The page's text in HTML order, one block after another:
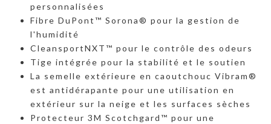
personnalisées
Fibre DuPont™ Sorona® pour la gestion de
l'humidité
CleansportNXT™ pour le contrôle des odeurs
Tige intégrée pour la stabilité et le soutien
La semelle extérieure en caoutchouc Vibram®
est antidérapante pour une utilisation en
extérieur sur la neige et les surfaces sèches
Protecteur 3M Scotchgard™ pour une